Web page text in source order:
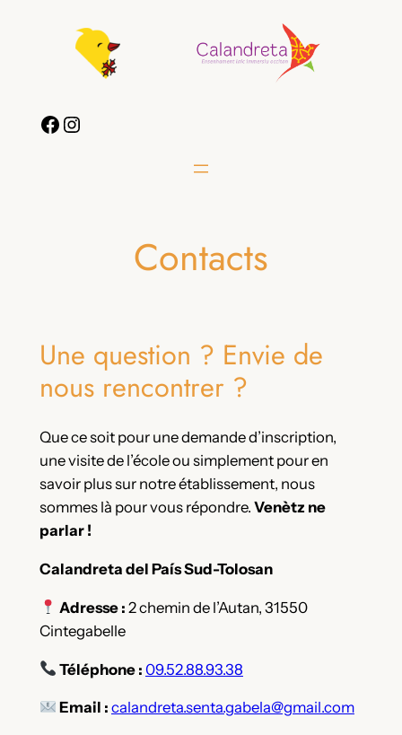
Facebook
Instagram
Contacts
Une question ? Envie de
nous rencontrer ?
Que ce soit pour une demande d’inscription,
une visite de l’école ou simplement pour en
savoir plus sur notre établissement, nous
sommes là pour vous répondre. Venètz ne
parlar !
Calandreta del País Sud-Tolosan
Adresse : 2 chemin de l’Autan, 31550
Cintegabelle
Téléphone : 09.52.88.93.38
Email : calandreta.senta.gabela@gmail.com